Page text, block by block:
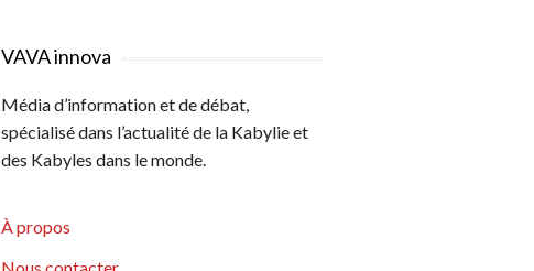
VAVA innova
Média d’information et de débat,
spécialisé dans l’actualité de la Kabylie et
des Kabyles dans le monde.
À propos